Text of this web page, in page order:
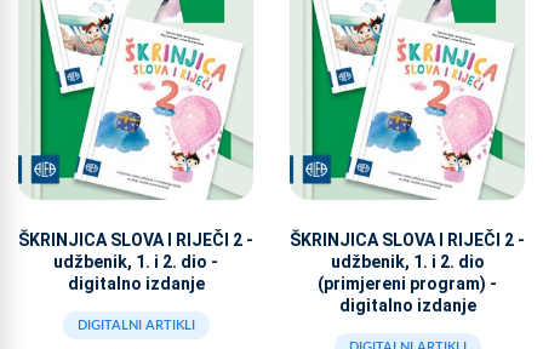
ŠKRINJICA SLOVA I RIJEČI 2 -
udžbenik, 1. i 2. dio -
digitalno izdanje
DIGITALNI ARTIKLI
ŠKRINJICA SLOVA I RIJEČI 2 -
udžbenik, 1. i 2. dio
(primjereni program) -
digitalno izdanje